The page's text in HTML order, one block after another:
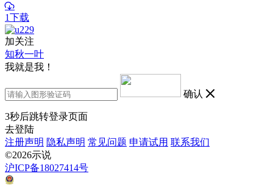
1下载
加关注
知秋一叶
我就是我！
确认
3秒后跳转登录页面
去登陆
注册声明 隐私声明 常见问题 申请试用 联系我们
©2026示说
沪ICP备18027414号